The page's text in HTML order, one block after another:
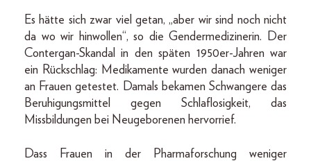
Es hätte sich zwar viel getan, „aber wir sind noch nicht
da wo wir hinwollen“, so die Gendermedizinerin. Der
Contergan-Skandal in den späten 1950er-Jahren war
ein Rückschlag: Medikamente wurden danach weniger
an Frauen getestet. Damals bekamen Schwangere das
Beruhigungsmittel gegen Schlaflosigkeit, das
Missbildungen bei Neugeborenen hervorrief.
Dass Frauen in der Pharmaforschung weniger